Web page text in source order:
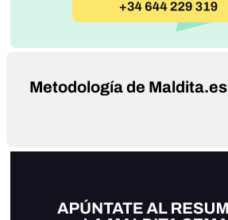
Metodología de Maldita.es